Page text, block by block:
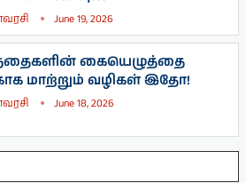
June 19, 2026
கையெழுத்தை
மாற்றும் வழிகள் இதோ!
June 18, 2026